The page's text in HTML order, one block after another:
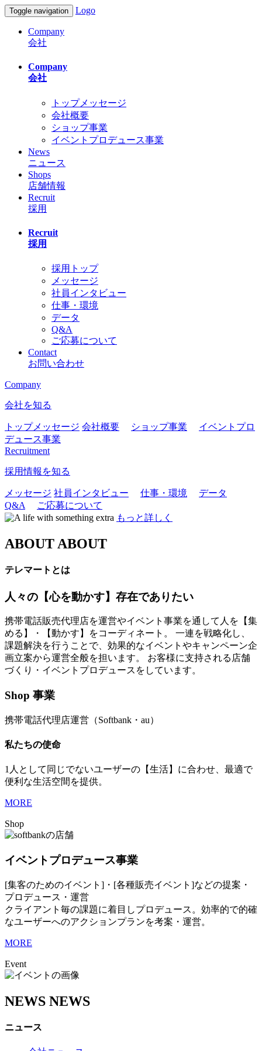
Toggle navigation Logo
Company
会社
Company
会社
トップメッセージ
会社概要
ショップ事業
イベントプロデュース事業
News
ニュース
Shops
店舗情報
Recruit
採用
Recruit
採用
採用トップ
メッセージ
社員インタビュー
仕事・環境
データ
Q&A
ご応募について
Contact
お問い合わせ
Company
会社を知る
トップメッセージ 会社概要 ショップ事業
イベントプロ
デュース事業
Recruitment
採用情報を知る
メッセージ 社員インタビュー 仕事・環境
データ
Q&A
ご応募について
もっと詳しく
ABOUT ABOUT
テレマートとは
人々の【心を動かす】存在でありたい
携帯電話販売代理店を運営やイベント事業を通して人を【集
める】・【動かす】をコーディネート。 一連を戦略化し、
課題解決を行うことで、効果的なイベントやキャンペーン企
画立案から運営全般を担います。 お客様に支持される店舗
づくり・イベントプロデュースをしています。
Shop 事業
携帯電話代理店運営（Softbank・au）
私たちの使命
1人として同じでないユーザーの【生活】に合わせ、最適で
便利な生活空間を提供。
MORE
Shop
イベントプロデュース事業
[集客のためのイベント]・[各種販売イベント]などの提案・
プロデュース・運営
クライアント毎の課題に着目しプロデュース。効率的で的確
なユーザーへのアクションプランを考案・運営。
MORE
Event
NEWS NEWS
ニュース